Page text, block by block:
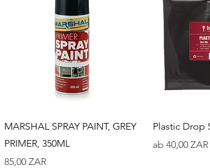
Schnellansicht
MARSHAL SPRAY PAINT, GREY
PRIMER, 350ML
Preis
85,00 ZAR
Plastic Drop
ab 40,00 ZAR
Sale-Preis